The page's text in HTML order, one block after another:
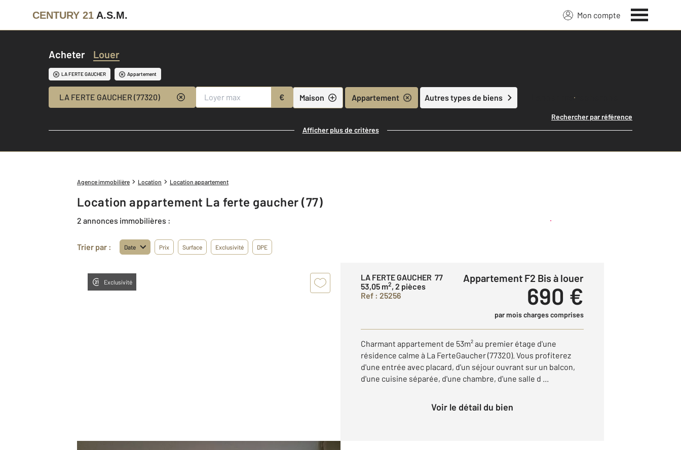
CENTURY 21 A.S.M. Mon compte
Acheter Louer
LA FERTE GAUCHER Appartement
LA FERTE GAUCHER (77320) € Maison Appartement Autres types de biens Lancer ma recherche
Rechercher par référence
Afficher plus de critères
Agence immobilière Location Location appartement
Location appartement La ferte gaucher (77)
2 annonces immobilières : Créer une alerte
Trier par : Date Prix Surface Exclusivité DPE
Exclusivité
LA FERTE GAUCHER 77
53,05 m2, 2 pièces
Ref : 25256
Appartement F2 Bis à louer
690 €
par mois charges comprises
Charmant appartement de 53m² au premier étage d'une
résidence calme à La FerteGaucher (77320). Vous profiterez
d'une entrée avec placard, d'un séjour ouvrant sur un balcon,
d'une cuisine séparée, d'une chambre, d'une salle d ...
Voir le détail du bien